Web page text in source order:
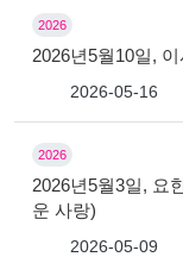
2026
2026년5월10일,
2026-05-16
2026
2026년5월3일, 요
운 사랑)
2026-05-09